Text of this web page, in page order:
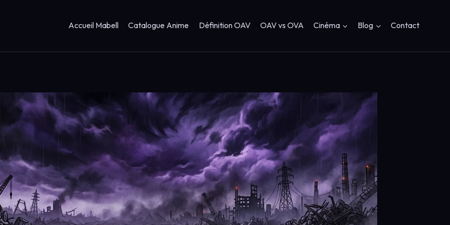
Accueil Mabell Catalogue Anime Définition OAV OAV vs OVA Cinéma Blog Contact